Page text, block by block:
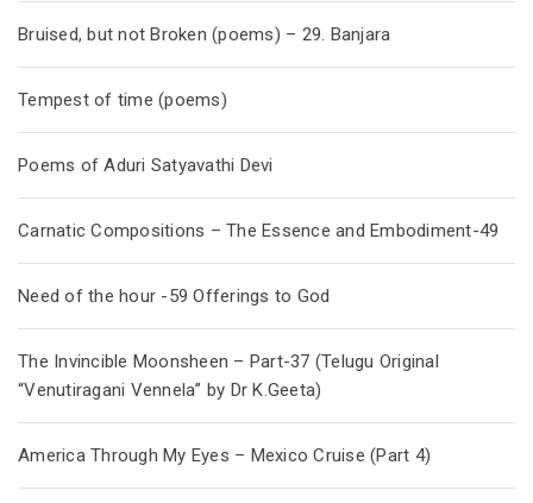
Bruised, but not Broken (poems) – 29. Banjara
Tempest of time (poems)
Poems of Aduri Satyavathi Devi
Carnatic Compositions – The Essence and Embodiment-49
Need of the hour -59 Offerings to God
The Invincible Moonsheen – Part-37 (Telugu Original
“Venutiragani Vennela” by Dr K.Geeta)
America Through My Eyes – Mexico Cruise (Part 4)